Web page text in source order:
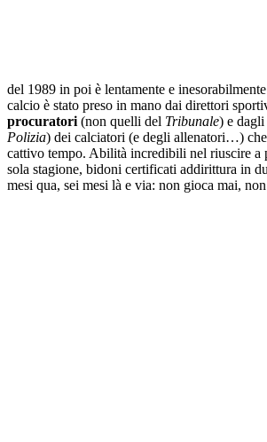
del 1989 in poi è lentamente e
calcio è stato preso in mano dai direttori
procuratori (non quelli del Tribunale) e dagli
Polizia) dei calciatori (e degli allenatori…)
cattivo tempo. Abilità incredibili nel riuscire a
sola stagione, bidoni certificati addirittura in
mesi qua, sei mesi là e via: non gioca mai,